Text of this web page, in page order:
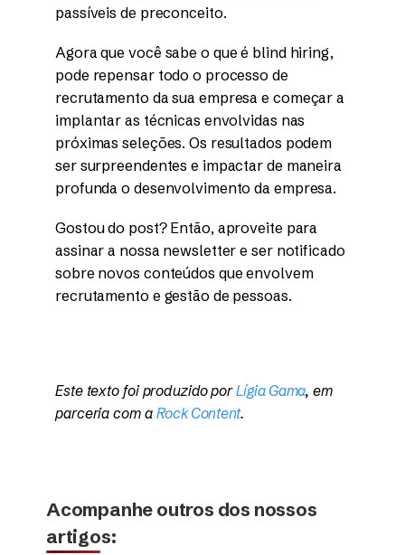
passíveis de preconceito.
Agora que você sabe o que é blind hiring,
pode repensar todo o processo de
recrutamento da sua empresa e começar a
implantar as técnicas envolvidas nas
próximas seleções. Os resultados podem
ser surpreendentes e impactar de maneira
profunda o desenvolvimento da empresa.
Gostou do post? Então, aproveite para
assinar a nossa newsletter e ser notificado
sobre novos conteúdos que envolvem
recrutamento e gestão de pessoas.
Este texto foi produzido porLígia Gama, em
parceria com a Rock Content.
Acompanhe outros dos nossos
artigos: